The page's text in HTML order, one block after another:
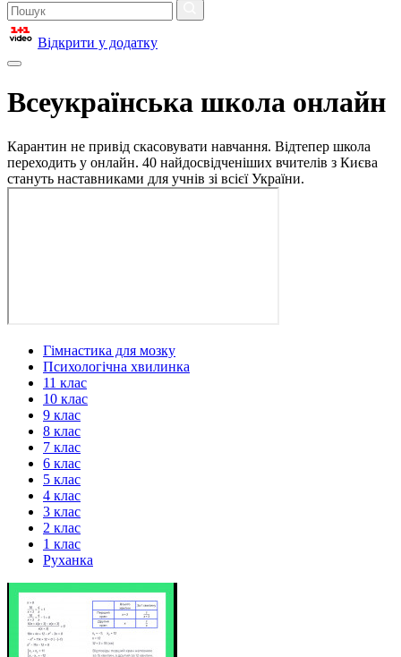
Відкрити у додатку
Всеукраїнська школа онлайн
Карантин не привід скасовувати навчання. Відтепер школа
переходить у онлайн. 40 найдосвідченіших вчителів з Києва
стануть наставниками для учнів зі всієї України.
Гімнастика для мозку
Психологічна хвилинка
11 клас
10 клас
9 клас
8 клас
7 клас
6 клас
5 клас
4 клас
3 клас
2 клас
1 клас
Руханка